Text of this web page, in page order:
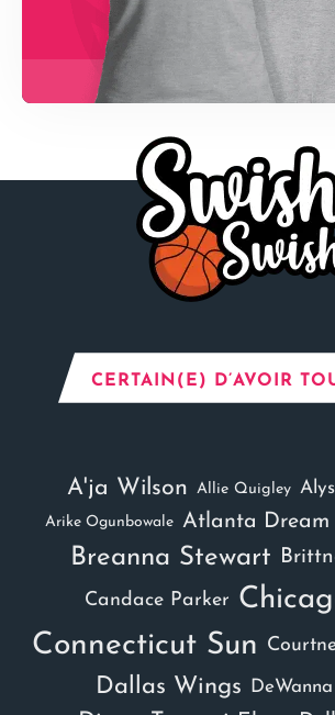
CERTAIN(E) D’AVOIR
A'ja Wilson Allie Quigley
Arike Ogunbowale Atlanta Dream
Breanna Stewart
Candace Parker
Connecticut Sun
Dallas Wings